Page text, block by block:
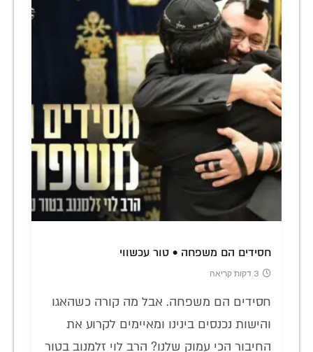
חסידים הם משפחה • טור עכשווי
3 דקות קריאה
חסידים הם משפחה. אבל מה קורה כשהאגו
והישות נכנסים בינינו ומאיימים לקרוע את
החיבור הכי עמוק שלנו? הרב לוי זלמנוב בטור